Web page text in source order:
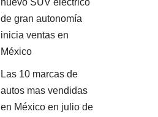
nuevo SUV eléctrico
de gran autonomía
inicia ventas en
México
Las 10 marcas de
autos mas vendidas
en México en julio de